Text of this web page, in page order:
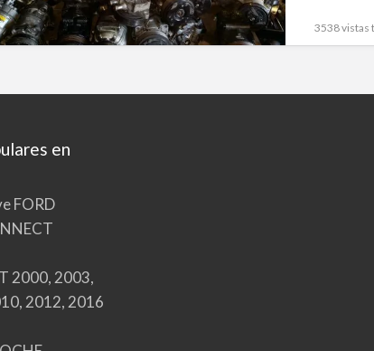
3538 vistas
en
FORD
2000, 2003,
2012, 2016